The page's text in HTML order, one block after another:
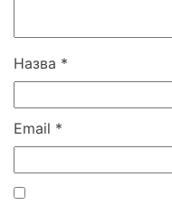
Назва *
Email *